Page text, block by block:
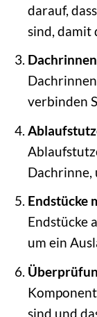
darauf,
sind, damit
verbinden
Dachrinne,
Endstücke
Endstücke
um ein
sind und